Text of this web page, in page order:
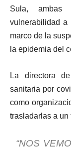
Sula, ambas
vulnerabilidad a
marco de la
la epidemia del
La directora
sanitaria por
como
trasladarlas a un
“NOS